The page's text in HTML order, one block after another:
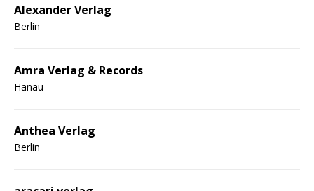
Alexander Verlag
Berlin
Amra Verlag & Records
Hanau
Anthea Verlag
Berlin